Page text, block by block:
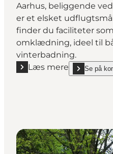
Aarhus, beliggende
er et elsket
finder du faciliteter
omklædning, ideel til
vinterbadning.
Læs mere
Læs mere "Ballehage
Se på
show